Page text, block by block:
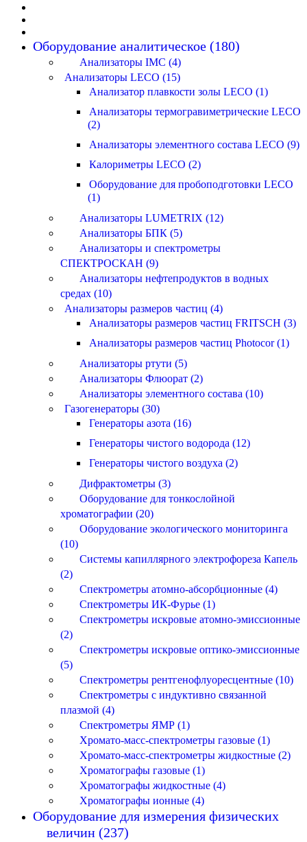
Оборудование аналитическое (180)
Анализаторы IMC (4)
Анализаторы LECO (15)
Анализатор плавкости золы LECO (1)
Анализаторы термогравиметрические LECO
(2)
Анализаторы элементного состава LECO (9)
Калориметры LECO (2)
Оборудование для пробоподготовки LECO
(1)
Анализаторы LUMETRIX (12)
Анализаторы БПК (5)
Анализаторы и спектрометры
СПЕКТРОСКАН (9)
Анализаторы нефтепродуктов в водных
средах (10)
Анализаторы размеров частиц (4)
Анализаторы размеров частиц FRITSCH (3)
Анализаторы размеров частиц Photocor (1)
Анализаторы ртути (5)
Анализаторы Флюорат (2)
Анализаторы элементного состава (10)
Газогенераторы (30)
Генераторы азота (16)
Генераторы чистого водорода (12)
Генераторы чистого воздуха (2)
Дифрактометры (3)
Оборудование для тонкослойной
хроматографии (20)
Оборудование экологического мониторинга
(10)
Системы капиллярного электрофореза Капель
(2)
Спектрометры атомно-абсорбционные (4)
Спектрометры ИК-Фурье (1)
Спектрометры искровые атомно-эмиссионные
(2)
Спектрометры искровые оптико-эмиссионные
(5)
Спектрометры рентгенофлуоресцентные (10)
Спектрометры с индуктивно связанной
плазмой (4)
Спектрометры ЯМР (1)
Хромато-масс-спектрометры газовые (1)
Хромато-масс-спектрометры жидкостные (2)
Хроматографы газовые (1)
Хроматографы жидкостные (4)
Хроматографы ионные (4)
Оборудование для измерения физических
величин (237)